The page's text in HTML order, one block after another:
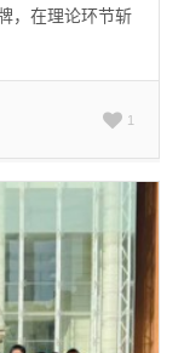
，在理论环节斩
1